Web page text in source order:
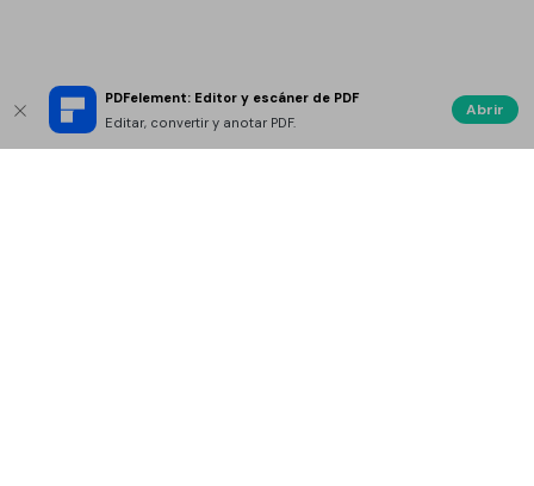
PDFelement: Editor y escáner de PDF
Editar, convertir y anotar PDF.
Abrir